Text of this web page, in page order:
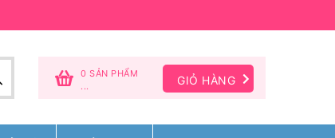
0 SẢN PHẨM
...
GIỎ HÀNG